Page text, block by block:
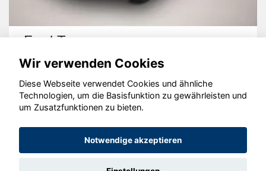
Ford Tourneo
© konjunkturmotor.de GmbH 2020 - 2026
Wir verwenden Cookies
Diese Webseite verwendet Cookies und ähnliche
Technologien, um die Basisfunktion zu gewährleisten und
um Zusatzfunktionen zu bieten.
Notwendige akzeptieren